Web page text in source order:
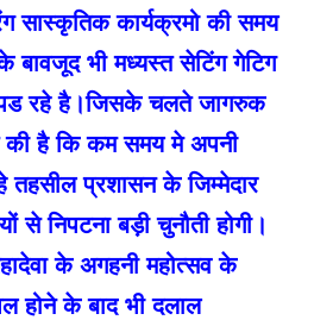
सास्कृतिक कार्यक्रमो की समय
के बावजूद भी मध्यस्त सेटिंग गेटिग
रहे है।जिसके चलते जागरुक
की है कि कम समय मे अपनी
तहसील प्रशासन के जिम्मेदार
से निपटना बड़ी चुनौती होगी।
के अगहनी महोत्सव के
होने के बाद भी दलाल